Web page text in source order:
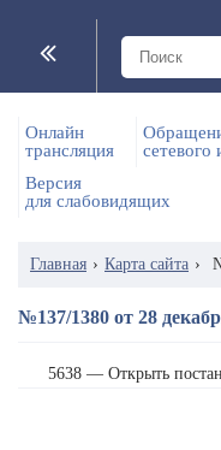
Онлайн
трансляция
сетевого
Версия
для слабовидящих
Главная › Карта сайта ›
№137/1380 от 28
5638 — Открыть